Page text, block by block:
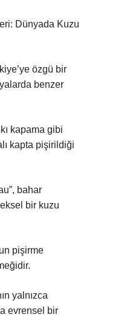
Dünyada Kuzu
özgü bir
benzer
kapama gibi
kapta pişirildiği
bahar
bir kuzu
pişirme
yalnızca
evrensel bir